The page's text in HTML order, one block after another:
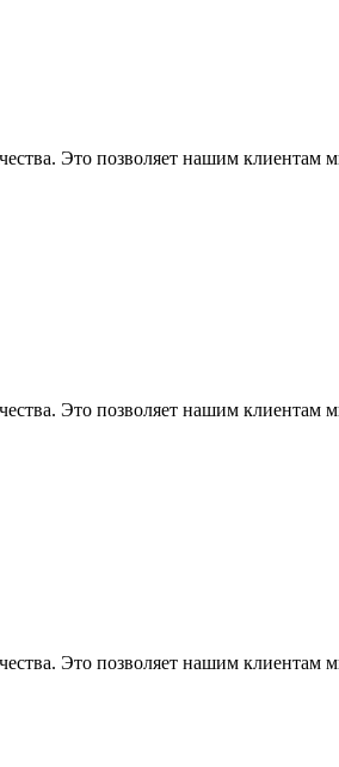
Это позволяет нашим клиентам
Это позволяет нашим клиентам
Это позволяет нашим клиентам